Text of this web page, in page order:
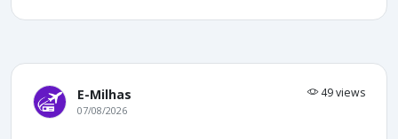
E-Milhas 49 views
07/08/2026